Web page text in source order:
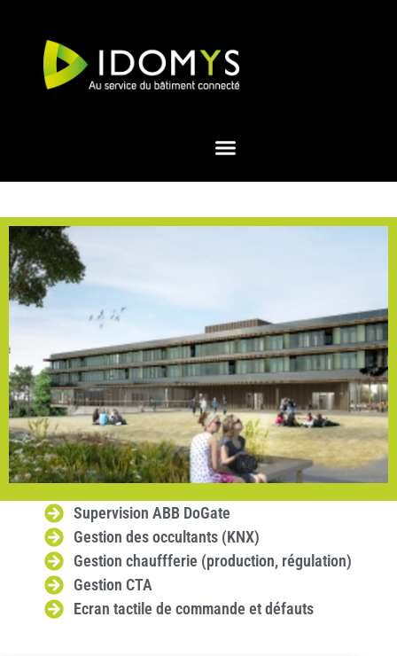
Supervision ABB DoGate
Gestion des occultants (KNX)
Gestion chauffferie (production, régulation)
Gestion CTA
Ecran tactile de commande et défauts